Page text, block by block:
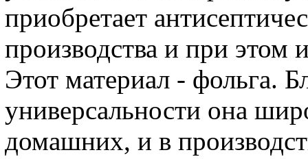
приобретает
производства и при этом
Этот материал - фольга.
универсальности она
домашних, и в